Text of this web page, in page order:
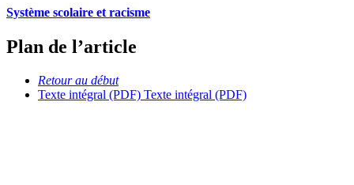
Système scolaire et racisme
Plan de l’article
Retour au début
Texte intégral (PDF) Texte intégral (PDF)